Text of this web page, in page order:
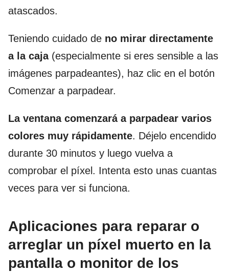
atascados.
Teniendo cuidado de no mirar directamente
a la caja(especialmente si eres sensible a las
imágenes parpadeantes), haz clic en el botón
Comenzar a parpadear.
La ventana comenzará a parpadear varios
colores muy rápidamente. Déjelo encendido
durante 30 minutos y luego vuelva a
comprobar el píxel. Intenta esto unas cuantas
veces para ver si funciona.
Aplicaciones para reparar o
arreglar un píxel muerto en la
pantalla o monitor de los